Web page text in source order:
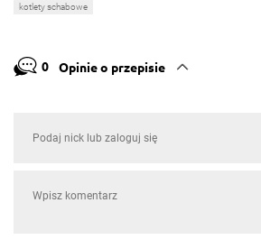
kotlety schabowe
0 Opinie o przepisie